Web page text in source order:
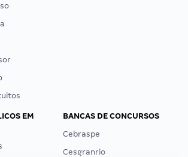
EM
BANCAS DE CONCURSOS
Cebraspe
Cesgranrio